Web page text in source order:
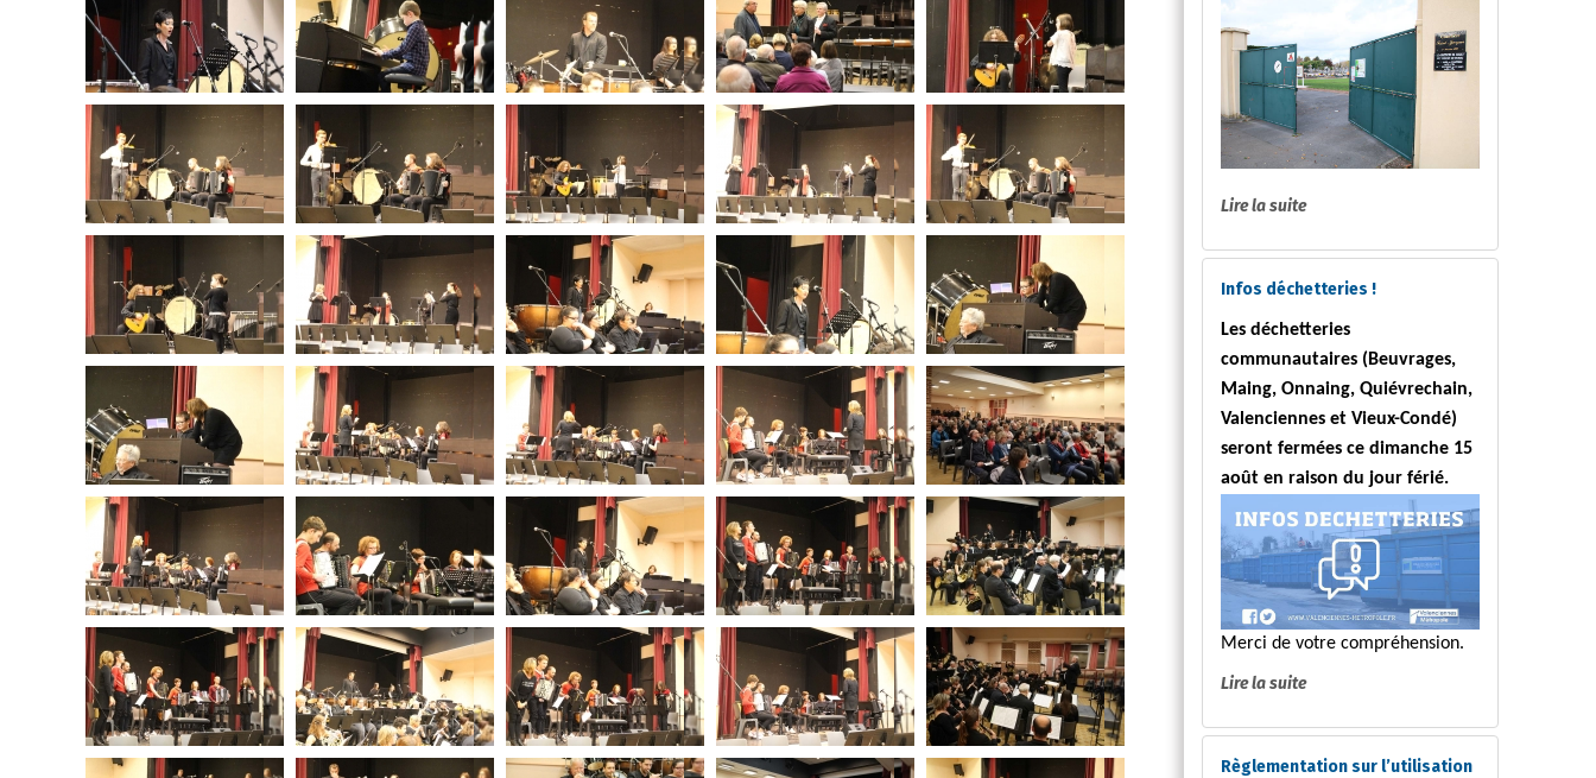
Lire la suite
Infos déchetteries !
Les déchetteries
communautaires (Beuvrages,
Maing, Onnaing, Quiévrechain,
Valenciennes et Vieux-Condé)
seront fermées ce dimanche 15
août en raison du jour férié.
Merci de votre compréhension.
Lire la suite
Règlementation sur l’utilisation